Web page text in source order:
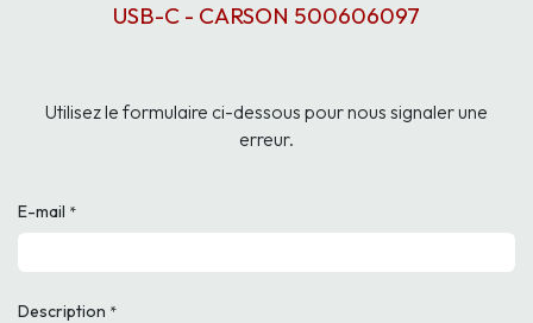
USB-C - CARSON 500606097
Utilisez le formulaire ci-dessous pour nous signaler une
erreur.
E-mail *
Description *